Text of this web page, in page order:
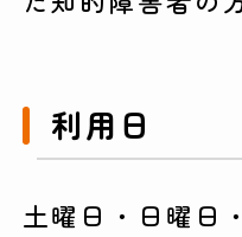
利用日
土曜日・日曜日